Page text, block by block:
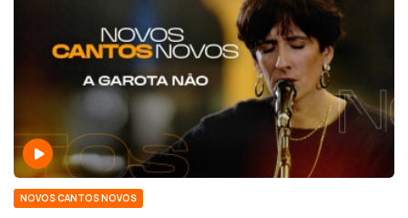
NOVOS CANTOS NOVOS